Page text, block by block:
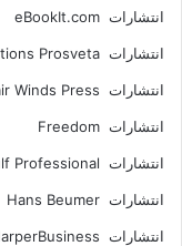
انتشارات eBookIt.com
انتشارات Editions Prosveta
انتشارات Fair Winds Press
انتشارات Freedom
انتشارات Gulf Professional
انتشارات Hans Beumer
انتشارات HarperBusiness